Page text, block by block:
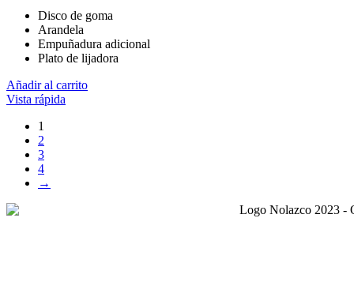
Disco de goma
Arandela
Empuñadura adicional
Plato de lijadora
Añadir al carrito
Vista rápida
1
2
3
4
→